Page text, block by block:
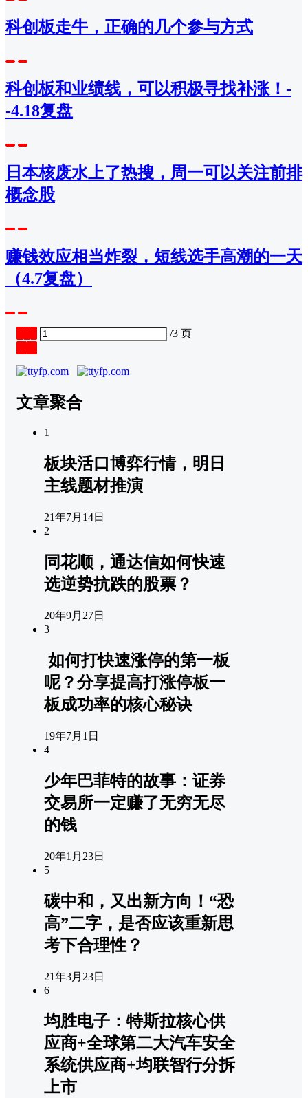
科创板走牛，正确的几个参与方式
科创板和业绩线，可以积极寻找补涨！-
-4.18复盘
日本核废水上了热搜，周一可以关注前排
概念股
赚钱效应相当炸裂，短线选手高潮的一天
（4.7复盘）
/3 页
文章聚合
1
板块活口博弈行情，明日
主线题材推演
21年7月14日
2
同花顺，通达信如何快速
选逆势抗跌的股票？
20年9月27日
3
如何打快速涨停的第一板
呢？分享提高打涨停板一
板成功率的核心秘诀
19年7月1日
4
少年巴菲特的故事：证券
交易所一定赚了无穷无尽
的钱
20年1月23日
5
碳中和，又出新方向！“恐
高”二字，是否应该重新思
考下合理性？
21年3月23日
6
均胜电子：特斯拉核心供
应商+全球第二大汽车安全
系统供应商+均联智行分拆
上市